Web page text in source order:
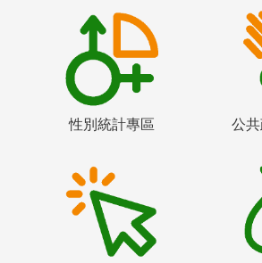
性別統計專區 公